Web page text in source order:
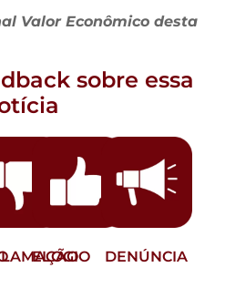
Valor Econômico desta
sobre essa
ELOGIO DENÚNCIA